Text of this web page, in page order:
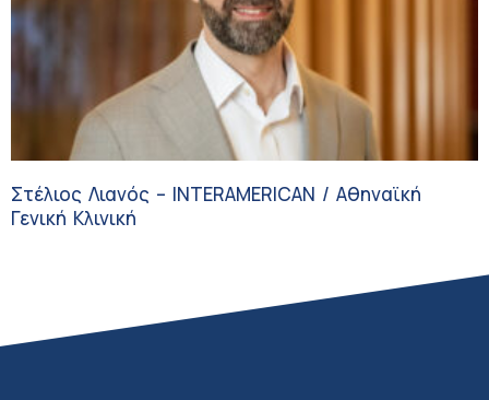
Στέλιος Λιανός – INTERAMERICAN / Αθηναϊκή
Γενική Κλινική